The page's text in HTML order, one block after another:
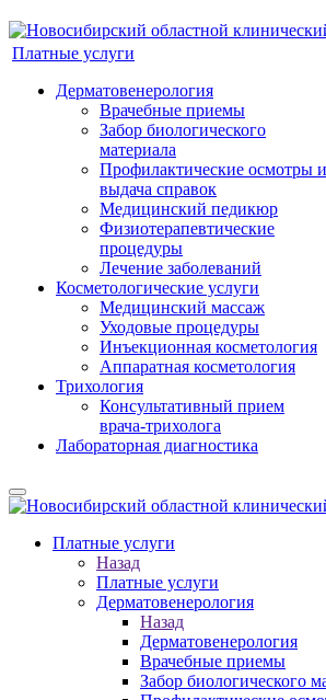
Платные услуги
Дерматовенерология
Врачебные приемы
Забор биологического
материала
Профилактические осмотры и
выдача справок
Медицинский педикюр
Физиотерапевтические
процедуры
Лечение заболеваний
Косметологические услуги
Медицинский массаж
Уходовые процедуры
Инъекционная косметология
Аппаратная косметология
Трихология
Консультативный прием
врача-трихолога
Лабораторная диагностика
Платные услуги
Назад
Платные услуги
Дерматовенерология
Назад
Дерматовенерология
Врачебные приемы
Забор биологического